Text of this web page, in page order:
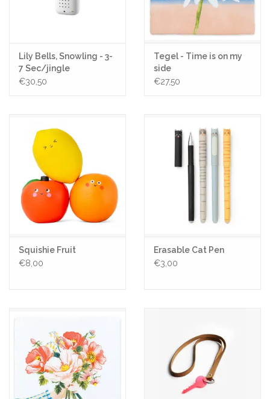
Lily Bells, Snowling - 3-
7 Sec/jingle
€30,50
Tegel - Time is on my
side
€27,50
Squishie Fruit
€8,00
Erasable Cat Pen
€3,00